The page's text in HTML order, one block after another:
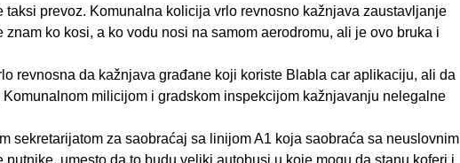
taksi prevoz. Komunalna kolicija vrlo revnosno kažnjava zaustavljanje
ko kosi, a ko vodu nosi na samom aerodromu, ali je ovo bruka i
revnosna da kažnjava građane koji koriste Blabla car aplikaciju, ali da
milicijom i gradskom inspekcijom kažnjavanju nelegalne
sekretarijatom za saobraćaj sa linijom A1 koja saobraća sa neuslovnim
umesto da to budu veliki autobusi u koje mogu da stanu koferi i